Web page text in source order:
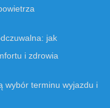
jak
i zdrowia
wybór terminu wyjazdu i